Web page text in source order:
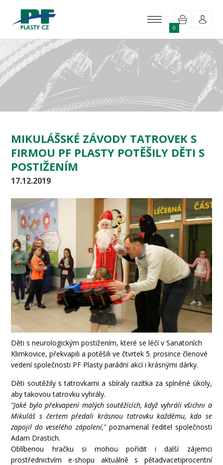
0
MIKULÁŠSKÉ ZÁVODY TATROVEK S
FIRMOU PF PLASTY POTĚŠILY DĚTI S
POSTIŽENÍM
17.12.2019
Děti s neurologickým postižením, které se léčí v Sanatoriích
Klimkovice, překvapili a potěšili ve čtvrtek 5. prosince členové
vedení společnosti PF Plasty parádní akcí i krásnými dárky.
Děti soutěžily s tatrovkami a sbíraly razítka za splněné úkoly,
aby takovou tatrovku vyhrály.
"Jaké bylo překvapení malých soutěžících, když vyhráli všichni a
Mikuláš s čertem předali krásnou tatrovku každému, kdo se
zapojil do veselého zápolení,"poznamenal ředitel společnosti
Adam Drastich.
Oblíbenou hračku si mohou pořídit i další zájemci
prostřednictvím e-shopu aktuálně s pětadvacetiprocentní